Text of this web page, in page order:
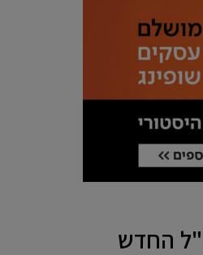
החדש